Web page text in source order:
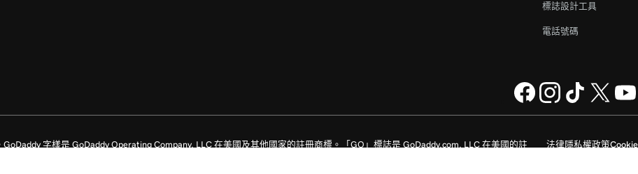
標誌設計工具
電話號碼
法律隱私權政策Cookie
字樣是 GoDaddy Operating Company, LLC 在美國及其他國家的註冊商標。「GO」標誌是 GoDaddy.com, LLC 在美國的註